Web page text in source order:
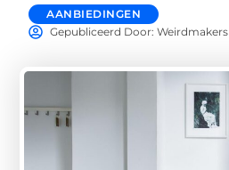
AANBIEDINGEN
Gepubliceerd Door: Weirdmakers